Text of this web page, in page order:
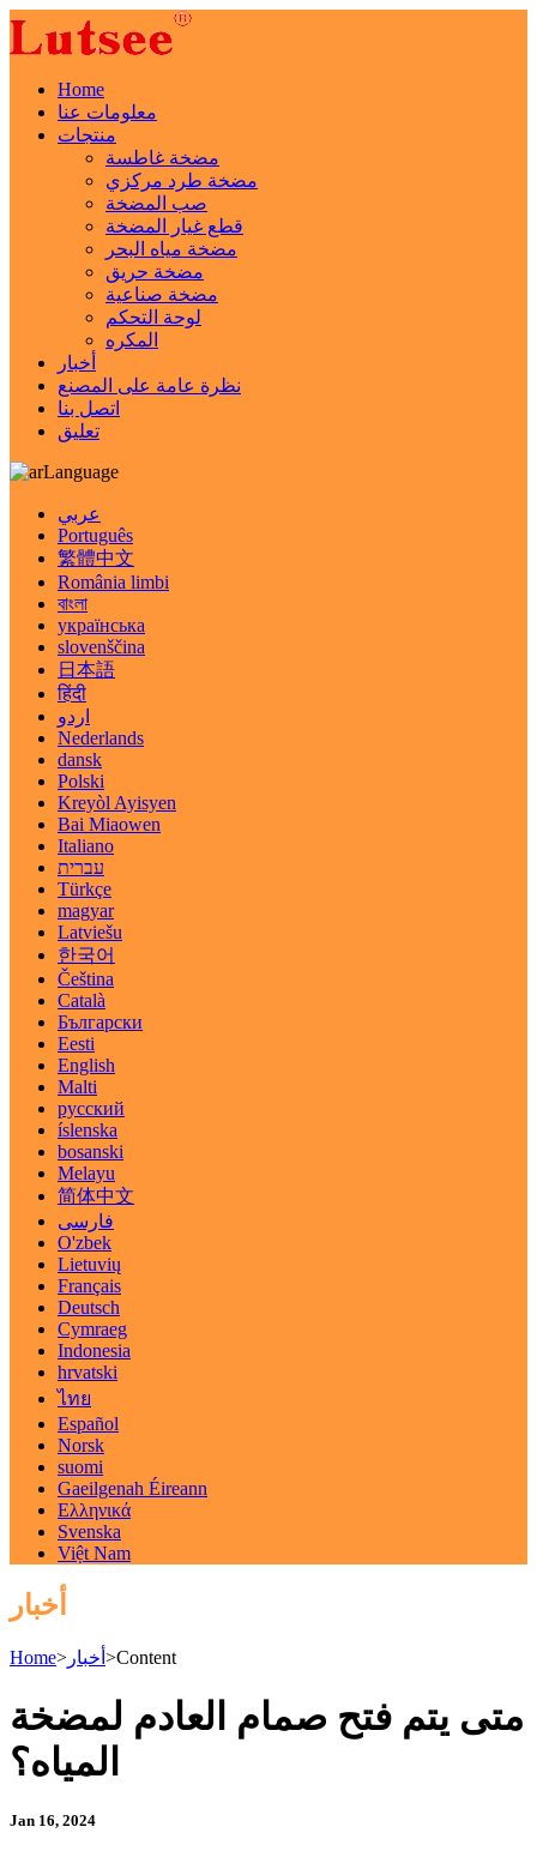
Home
معلومات عنا
منتجات
مضخة غاطسة
مضخة طرد مركزي
صب المضخة
قطع غيار المضخة
مضخة مياه البحر
مضخة حريق
مضخة صناعية
لوحة التحكم
المكره
أخبار
نظرة عامة على المصنع
اتصل بنا
تعليق
Language
عربي
Português
繁體中文
România limbi
বাংলা
українська
slovenščina
日本語
हिंदी
اردو
Nederlands
dansk
Polski
Kreyòl Ayisyen
Bai Miaowen
Italiano
עברית
Türkçe
magyar
Latviešu
한국어
Čeština
Català
Български
Eesti
English
Malti
русский
íslenska
bosanski
Melayu
简体中文
فارسی
O'zbek
Lietuvių
Français
Deutsch
Cymraeg
Indonesia
hrvatski
ไทย
Español
Norsk
suomi
Gaeilgenah Éireann
Ελληνικά
Svenska
Việt Nam
أخبار
Home> أخبار >Content
متى يتم فتح صمام العادم لمضخة
المياه؟
Jan 16, 2024